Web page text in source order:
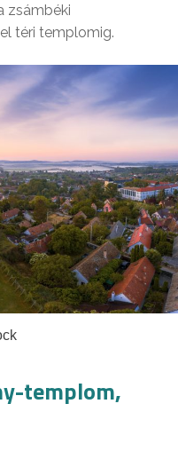
zsámbéki
téri templomig.
templom,